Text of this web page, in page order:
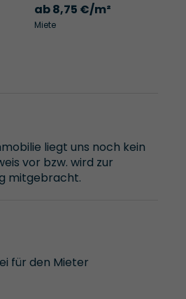
ab 8,75 €/m²
Miete
liegt uns noch kein
vor bzw. wird zur
mitgebracht.
für den Mieter